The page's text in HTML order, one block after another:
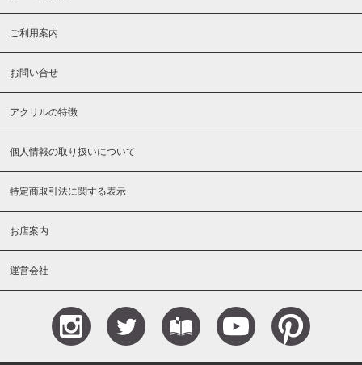
ご利用案内
お問い合せ
アクリルの特徴
個人情報の取り扱いについて
特定商取引法に関する表示
お店案内
運営会社
Instagram Teitter YouTube